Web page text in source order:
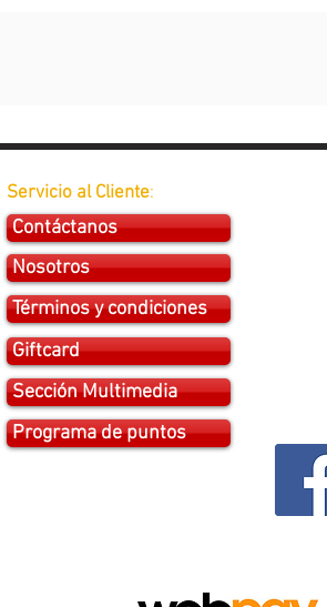
Servicio al Cliente:
Contáctanos
Nosotros
Términos y condiciones
Giftcard
Sección Multimedia
Programa de puntos